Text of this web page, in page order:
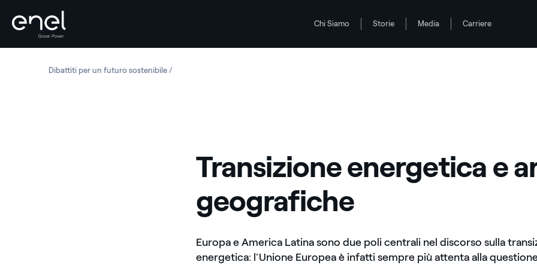
Chi Siamo Storie Media Carriere
Dibattiti per un futuro sostenibileTransizione energetica e aree geografiche
Transizione energetica e
geografiche
Europa e America Latina sono due poli centrali nel discorso sulla
energetica: l’Unione Europea è infatti sempre più attenta alla